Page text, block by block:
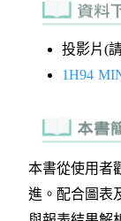
投影片(
1H94